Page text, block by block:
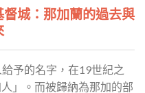
督城：那加蘭的過去與
予的名字，在19世紀之
」。而被歸納為那加的部